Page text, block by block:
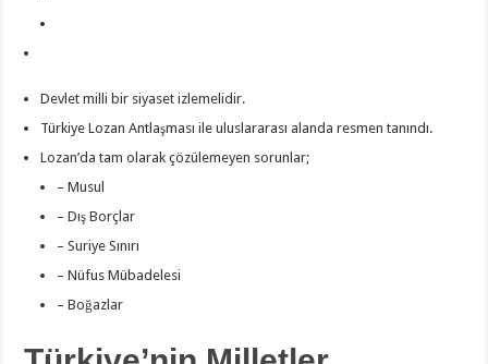
Devlet milli bir siyaset izlemelidir.
Türkiye Lozan Antlaşması ile uluslararası alanda resmen tanındı.
Lozan’da tam olarak çözülemeyen sorunlar;
– Musul
– Dış Borçlar
– Suriye Sınırı
– Nüfus Mübadelesi
– Boğazlar